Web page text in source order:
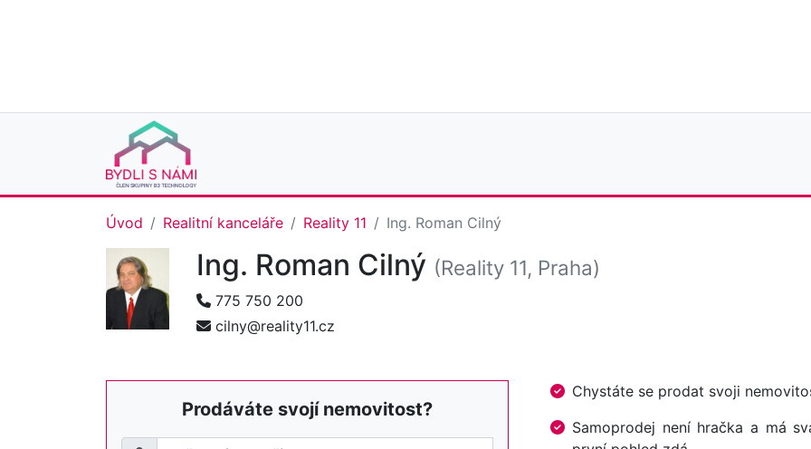
Úvod Realitní kanceláře Reality 11 Ing. Roman Cilný
Ing. Roman Cilný (Reality 11, Praha)
775 750 200
cilny@reality11.cz
Prodáváte svojí nemovitost?
Chystáte se prodat svoji
Samoprodej není hračka a má